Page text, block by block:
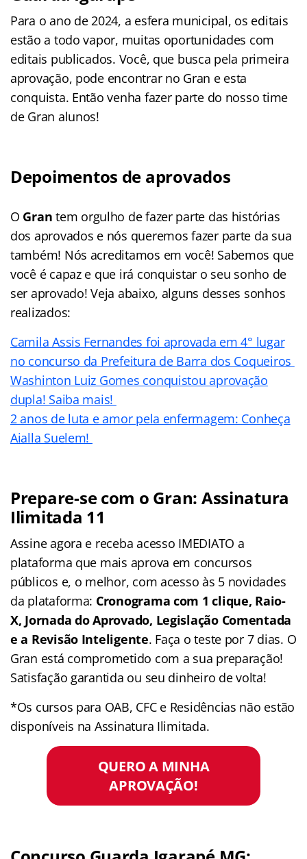
Para o ano de 2024, a esfera municipal, os editais
estão a todo vapor, muitas oportunidades com
editais publicados. Você, que busca pela primeira
aprovação, pode encontrar no Gran e esta
conquista. Então venha fazer parte do nosso time
de Gran alunos!
Depoimentos de aprovados
O Gran tem orgulho de fazer parte das histórias
dos aprovados e nós queremos fazer parte da sua
também! Nós acreditamos em você! Sabemos que
você é capaz e que irá conquistar o seu sonho de
ser aprovado! Veja abaixo, alguns desses sonhos
realizados:
Camila Assis Fernandes foi aprovada em 4° lugar
no concurso da Prefeitura de Barra dos Coqueiros
Washinton Luiz Gomes conquistou aprovação
dupla! Saiba mais!
2 anos de luta e amor pela enfermagem: Conheça
Aialla Suelem!
Prepare-se com o Gran: Assinatura
Ilimitada 11
Assine agora e receba acesso IMEDIATO a
plataforma que mais aprova em concursos
públicos e, o melhor, com acesso às 5 novidades
da plataforma: Cronograma com 1 clique, Raio-
X, Jornada do Aprovado, Legislação Comentada
e a Revisão Inteligente. Faça o teste por 7 dias. O
Gran está comprometido com a sua preparação!
Satisfação garantida ou seu dinheiro de volta!
*Os cursos para OAB, CFC e Residências não estão
disponíveis na Assinatura Ilimitada.
QUERO A MINHA
APROVAÇÃO!